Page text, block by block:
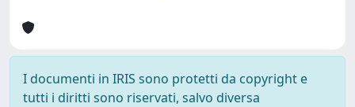
I documenti in IRIS sono protetti da copyright e
tutti i diritti sono riservati, salvo diversa